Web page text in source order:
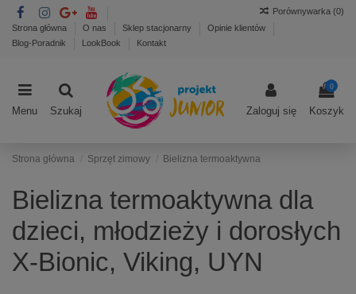
Strona główna O nas Sklep stacjonarny
Opinie klientów
Blog-Poradnik
LookBook Kontakt
Porównywarka (0)
Menu Szukaj Zaloguj się
0
Koszyk
Strona główna Sprzęt zimowy Bielizna termoaktywna
Bielizna termoaktywna dla
dzieci, młodzieży i dorosłych
X-Bionic, Viking, UYN